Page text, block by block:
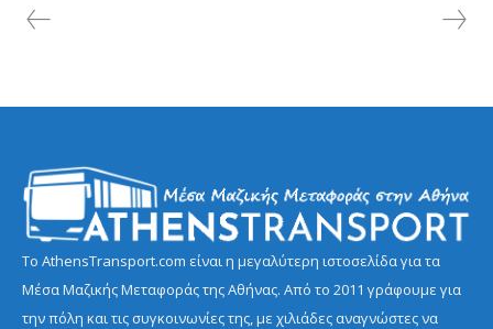
Το AthensTransport.com είναι η μεγαλύτερη ιστοσελίδα για τα
Μέσα Μαζικής Μεταφοράς της Αθήνας. Από το 2011 γράφουμε για
την πόλη και τις συγκοινωνίες της, με χιλιάδες αναγνώστες να